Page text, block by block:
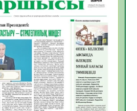
қарсы иммундау
27
туралы
24
мәлімет
25